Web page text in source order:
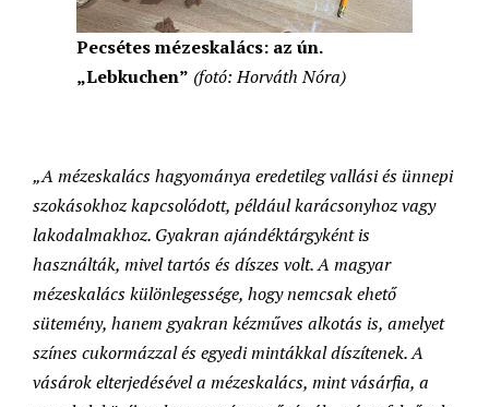
Pecsétes mézeskalács: az ún.
„Lebkuchen” (fotó: Horváth Nóra)
„A mézeskalács hagyománya eredetileg vallási és ünnepi
szokásokhoz kapcsolódott, például karácsonyhoz vagy
lakodalmakhoz. Gyakran ajándéktárgyként is
használták, mivel tartós és díszes volt. A magyar
mézeskalács különlegessége, hogy nemcsak ehető
sütemény, hanem gyakran kézműves alkotás is, amelyet
színes cukormázzal és egyedi mintákkal díszítenek. A
vásárok elterjedésével a mézeskalács, mint vásárfia, a